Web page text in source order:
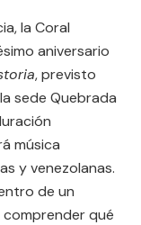
la Coral
aniversario
, previsto
sede Quebrada
música
y venezolanas.
de un
qué